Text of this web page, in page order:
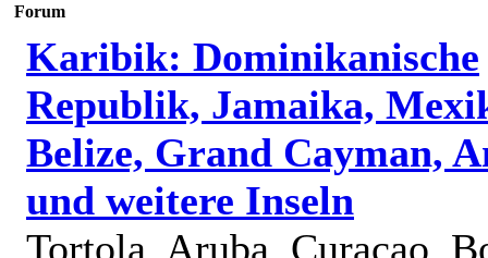
Forum
Karibik: Dominikanische
Republik, Jamaika,
Belize, Grand Cayman,
und weitere Inseln
Tortola, Aruba, Curacao,